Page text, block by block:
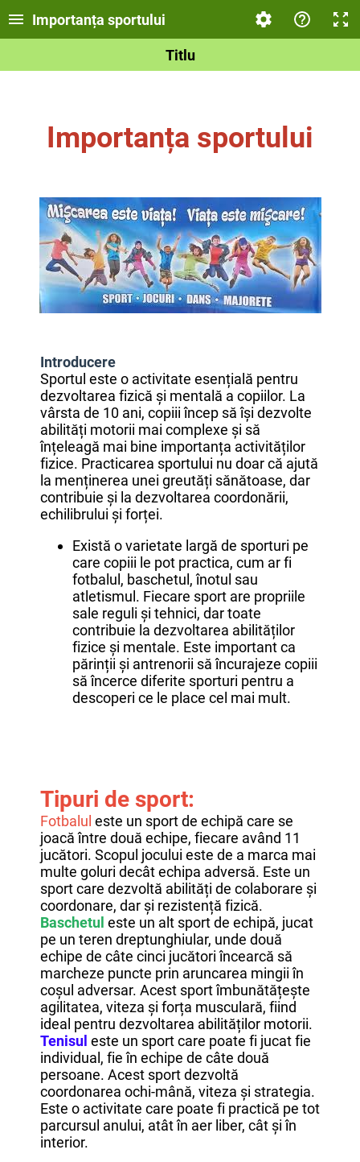
Importanța sportului
Titlu
Importanța sportului
Introducere
Sportul este o activitate esențială pentru
dezvoltarea fizică și mentală a copiilor. La
vârsta de 10 ani, copiii încep să își dezvolte
abilități motorii mai complexe și să
înțeleagă mai bine importanța activităților
fizice. Practicarea sportului nu doar că ajută
la menținerea unei greutăți sănătoase, dar
contribuie și la dezvoltarea coordonării,
echilibrului și forței.
Există o varietate largă de sporturi pe
care copiii le pot practica, cum ar fi
fotbalul, baschetul, înotul sau
atletismul. Fiecare sport are propriile
sale reguli și tehnici, dar toate
contribuie la dezvoltarea abilităților
fizice și mentale. Este important ca
părinții și antrenorii să încurajeze copiii
să încerce diferite sporturi pentru a
descoperi ce le place cel mai mult.
Tipuri de sport:
Fotbalul este un sport de echipă care se
joacă între două echipe, fiecare având 11
jucători. Scopul jocului este de a marca mai
multe goluri decât echipa adversă. Este un
sport care dezvoltă abilități de colaborare și
coordonare, dar și rezistență fizică.
Baschetul este un alt sport de echipă, jucat
pe un teren dreptunghiular, unde două
echipe de câte cinci jucători încearcă să
marcheze puncte prin aruncarea mingii în
coșul adversar. Acest sport îmbunătățește
agilitatea, viteza și forța musculară, fiind
ideal pentru dezvoltarea abilităților motorii.
Tenisul este un sport care poate fi jucat fie
individual, fie în echipe de câte două
persoane. Acest sport dezvoltă
coordonarea ochi-mână, viteza și strategia.
Este o activitate care poate fi practică pe tot
parcursul anului, atât în aer liber, cât și în
interior.